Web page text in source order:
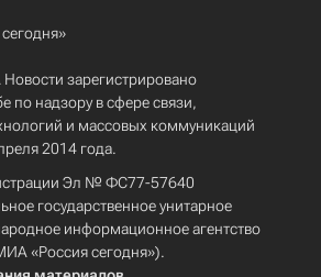
зарегистрировано
по надзору в сфере связи,
и массовых коммуникаций
2014 года.
Эл № ФС77-57640
государственное унитарное
информационное агентство
«Россия сегодня»).